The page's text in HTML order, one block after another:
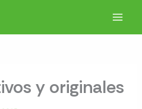
y originales